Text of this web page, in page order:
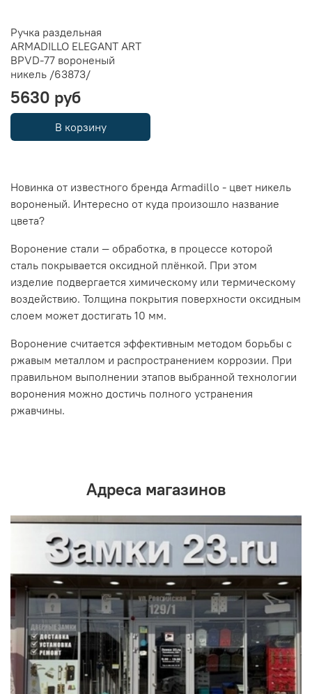
Ручка раздельная
ARMADILLO ELEGANT ART
BPVD-77 вороненый
никель /63873/
5630 руб
В корзину
Новинка от известного бренда Armadillo - цвет никель
вороненый. Интересно от куда произошло название
цвета?
Воронение стали — обработка, в процессе которой
сталь покрывается оксидной плёнкой. При этом
изделие подвергается химическому или термическому
воздействию. Толщина покрытия поверхности оксидным
слоем может достигать 10 мм.
Воронение считается эффективным методом борьбы с
ржавым металлом и распространением коррозии. При
правильном выполнении этапов выбранной технологии
воронения можно достичь полного устранения
ржавчины.
Адреса магазинов